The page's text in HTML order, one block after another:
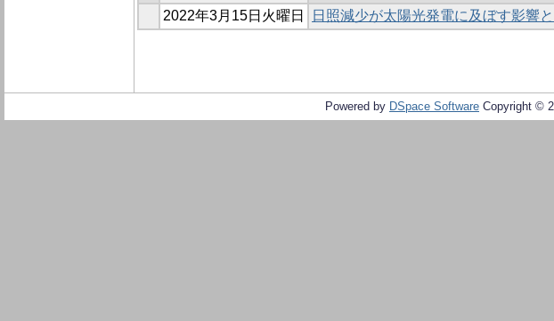
2022年3月15日火曜日
日照減少が太陽光発電に及ぼす影響
Powered by DSpace Software Copyright ©